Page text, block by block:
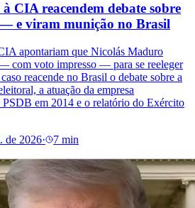
CIA reacendem debate sobre
— e viram munição no Brasil
apontariam que Nicolás Maduro
com voto impresso — para se reeleger
reacende no Brasil o debate sobre a
a atuação da empresa
PSDB em 2014 e o relatório do Exército
de 2026· 7 min